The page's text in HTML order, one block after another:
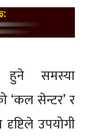
हुने समस्या
‘कल सेन्टर’ र
उपयोगी